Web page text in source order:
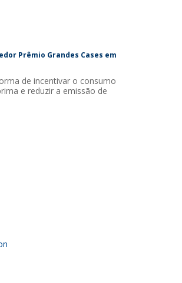
Prêmio Grandes Cases em
de incentivar o consumo
e reduzir a emissão de